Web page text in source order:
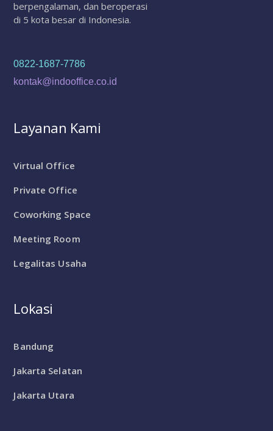
berpengalaman, dan beroperasi
di 5 kota besar di Indonesia.
0822-1687-7786
kontak@indooffice.co.id
Layanan Kami
Virtual Office
Private Office
Coworking Space
Meeting Room
Legalitas Usaha
Lokasi
Bandung
Jakarta Selatan
Jakarta Utara